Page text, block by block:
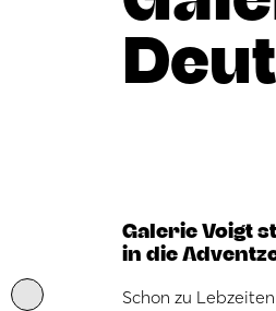
Galerie Voigt
in die
Schon zu